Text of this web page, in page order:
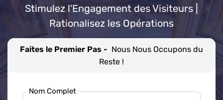
Stimulez l'Engagement des Visiteurs |
Rationalisez les Opérations
Faites le Premier Pas - Nous Nous Occupons du
Reste !
Nom Complet